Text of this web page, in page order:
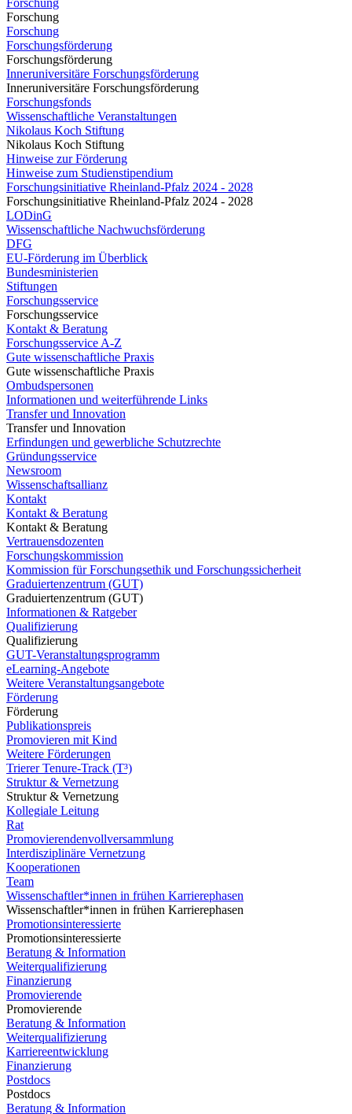
Forschung
Forschung
Forschung
Forschungsförderung
Forschungsförderung
Inneruniversitäre Forschungsförderung
Inneruniversitäre Forschungsförderung
Forschungsfonds
Wissenschaftliche Veranstaltungen
Nikolaus Koch Stiftung
Nikolaus Koch Stiftung
Hinweise zur Förderung
Hinweise zum Studienstipendium
Forschungsinitiative Rheinland-Pfalz 2024 - 2028
Forschungsinitiative Rheinland-Pfalz 2024 - 2028
LODinG
Wissenschaftliche Nachwuchsförderung
DFG
EU-Förderung im Überblick
Bundesministerien
Stiftungen
Forschungsservice
Forschungsservice
Kontakt & Beratung
Forschungsservice A-Z
Gute wissenschaftliche Praxis
Gute wissenschaftliche Praxis
Ombudspersonen
Informationen und weiterführende Links
Transfer und Innovation
Transfer und Innovation
Erfindungen und gewerbliche Schutzrechte
Gründungsservice
Newsroom
Wissenschaftsallianz
Kontakt
Kontakt & Beratung
Kontakt & Beratung
Vertrauensdozenten
Forschungskommission
Kommission für Forschungsethik und Forschungssicherheit
Graduiertenzentrum (GUT)
Graduiertenzentrum (GUT)
Informationen & Ratgeber
Qualifizierung
Qualifizierung
GUT-Veranstaltungsprogramm
eLearning-Angebote
Weitere Veranstaltungsangebote
Förderung
Förderung
Publikationspreis
Promovieren mit Kind
Weitere Förderungen
Trierer Tenure-Track (T³)
Struktur & Vernetzung
Struktur & Vernetzung
Kollegiale Leitung
Rat
Promovierendenvollversammlung
Interdisziplinäre Vernetzung
Kooperationen
Team
Wissenschaftler*innen in frühen Karrierephasen
Wissenschaftler*innen in frühen Karrierephasen
Promotionsinteressierte
Promotionsinteressierte
Beratung & Information
Weiterqualifizierung
Finanzierung
Promovierende
Promovierende
Beratung & Information
Weiterqualifizierung
Karriereentwicklung
Finanzierung
Postdocs
Postdocs
Beratung & Information